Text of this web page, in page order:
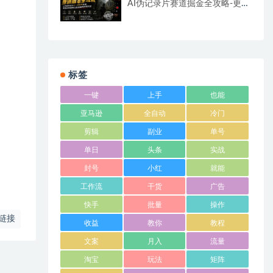
接
AI伪记录片赛道掘金全攻略-更
标签
一键 上手 也能
亚马逊 全自动 冷门
剪辑 副业 单号
单日 头条 实战
封号 小红 就能
工作流 干货 广告
快手 批量 操作
收益 教你 教程
文案 月入 流量
淘宝 玩法 矩阵